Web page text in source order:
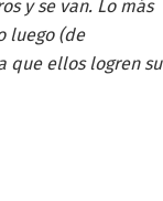
y se van. Lo más
luego (de
que ellos logren su